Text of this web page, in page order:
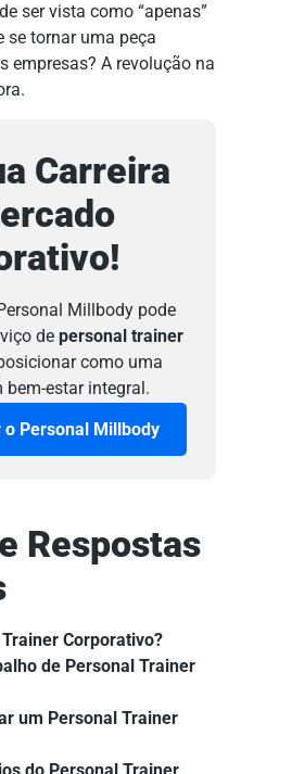
ser vista como “apenas”
se tornar uma peça
empresas? A revolução na
Carreira
Millbody pode
de personal trainer
como uma
bem-estar integral.
o Personal Millbody
Respostas
Corporativo?
de Personal Trainer
um Personal Trainer